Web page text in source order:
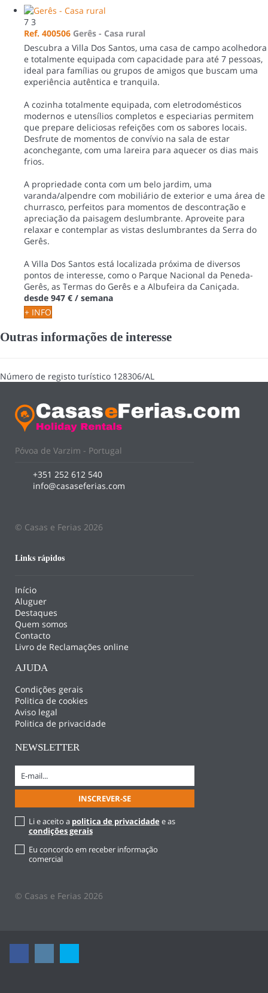
7 3
Ref. 400506 Gerês - Casa rural
Descubra a Villa Dos Santos, uma casa de campo acolhedora
e totalmente equipada com capacidade para até 7 pessoas,
ideal para famílias ou grupos de amigos que buscam uma
experiência autêntica e tranquila.
A cozinha totalmente equipada, com eletrodomésticos
modernos e utensílios completos e especiarias permitem
que prepare deliciosas refeições com os sabores locais.
Desfrute de momentos de convívio na sala de estar
aconchegante, com uma lareira para aquecer os dias mais
frios.
A propriedade conta com um belo jardim, uma
varanda/alpendre com mobiliário de exterior e uma área de
churrasco, perfeitos para momentos de descontração e
apreciação da paisagem deslumbrante. Aproveite para
relaxar e contemplar as vistas deslumbrantes da Serra do
Gerês.
A Villa Dos Santos está localizada próxima de diversos
pontos de interesse, como o Parque Nacional da Peneda-
Gerês, as Termas do Gerês e a Albufeira da Caniçada.
desde 947 € / semana
+ INFO
Outras informações de interesse
Número de registo turístico 128306/AL
Póvoa de Varzim - Portugal
+351 252 612 540
info@casaseferias.com
© Casas e Ferias 2026
Links rápidos
Início
Aluguer
Destaques
Quem somos
Contacto
Livro de Reclamações online
AJUDA
Condições gerais
Politica de cookies
Aviso legal
Politica de privacidade
NEWSLETTER
Li e aceito a politica de privacidade e as
condições gerais
Eu concordo em receber informação
comercial
© Casas e Ferias 2026